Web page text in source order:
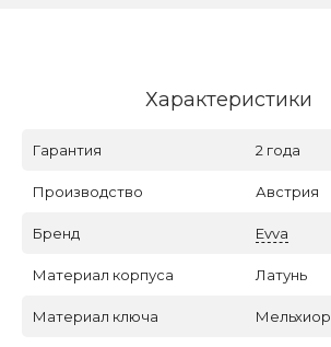
Характеристики
Гарантия 2 года
Производство Австрия
Бренд Evva
Материал корпуса Латунь
Материал ключа Мельхиор